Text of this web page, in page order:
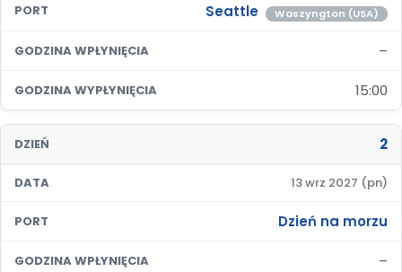
PORT Seattle Waszyngton (USA)
GODZINA WPŁYNIĘCIA –
GODZINA WYPŁYNIĘCIA 15:00
DZIEŃ 2
DATA 13 wrz 2027 (pn)
PORT Dzień na morzu
GODZINA WPŁYNIĘCIA –